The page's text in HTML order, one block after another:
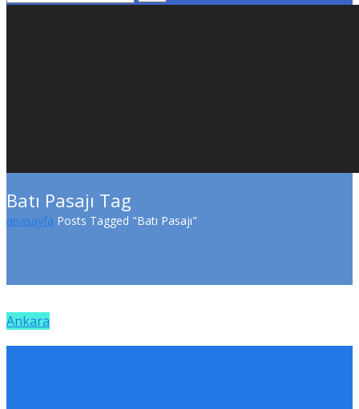
Batı Pasajı Tag
anasayfa Posts Tagged "Batı Pasajı"
Ankara